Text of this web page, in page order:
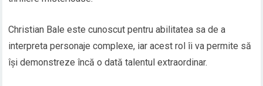
Christian Bale este cunoscut pentru abilitatea sa de a
interpreta personaje complexe, iar acest rol îi va permite să
își demonstreze încă o dată talentul extraordinar.